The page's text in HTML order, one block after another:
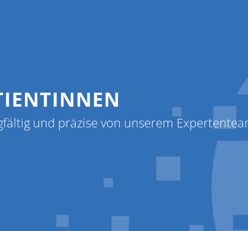
und präzise von unserem